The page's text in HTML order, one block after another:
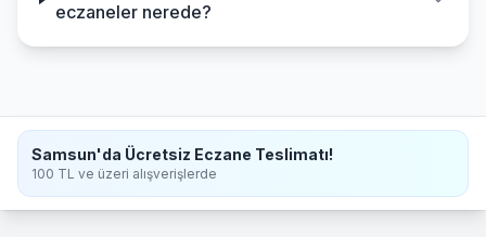
eczaneler nerede?
Samsun'da Ücretsiz Eczane Teslimatı!
100 TL ve üzeri alışverişlerde